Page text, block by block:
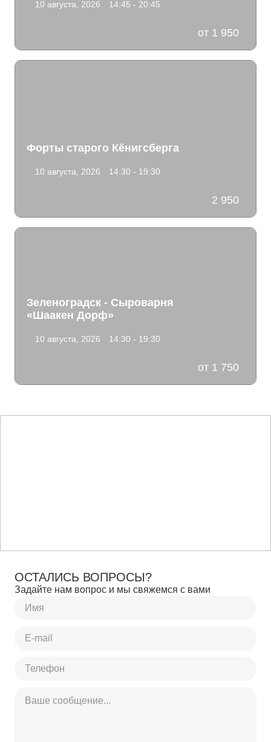
10 августа, 2026 14:45 - 20:45
от 1 950
Форты старого Кёнигсберга
10 августа, 2026 14:30 - 19:30
2 950
Зеленоградск - Сыроварня
«Шаакен Дорф»
10 августа, 2026 14:30 - 19:30
от 1 750
ОСТАЛИСЬ ВОПРОСЫ?
Задайте нам вопрос и мы свяжемся с вами